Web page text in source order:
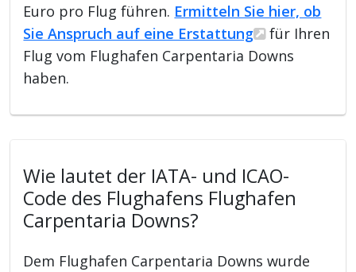
Euro pro Flug führen. Ermitteln Sie hier, ob
Sie Anspruch auf eine Erstattung
für Ihren
Flug vom Flughafen Carpentaria Downs
haben.
Wie lautet der IATA- und ICAO-
Code des Flughafens Flughafen
Carpentaria Downs?
Dem Flughafen Carpentaria Downs wurde